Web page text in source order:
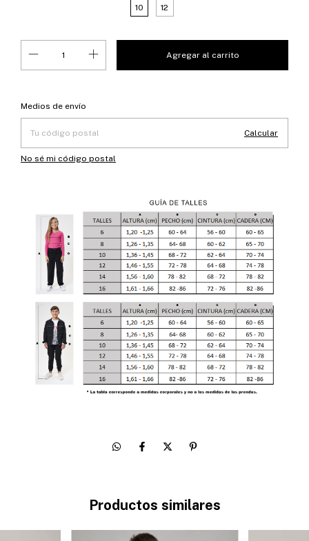
10 12
Entregas para el CP:
Medios de envío
Calcular
No sé mi código postal
Productos similares